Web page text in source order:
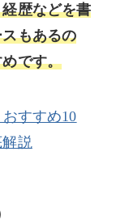
歴などを書
もあるの
です。
すすめ10
説